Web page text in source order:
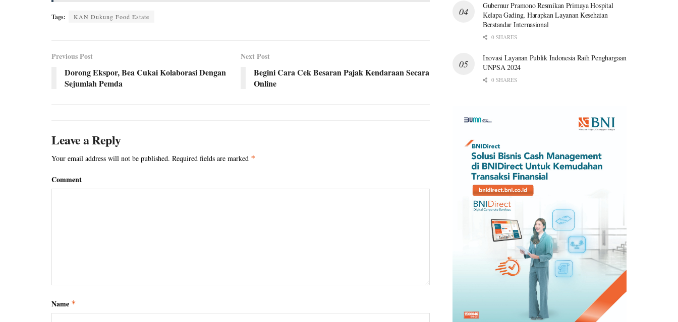
Tags: KAN Dukung Food Estate
Previous Post
Dorong Ekspor, Bea Cukai Kolaborasi Dengan
Sejumlah Pemda
Next Post
Begini Cara Cek Besaran Pajak Kendaraan Secara
Online
Leave a Reply
Your email address will not be published. Required fields are marked *
Comment
Name *
Gubernur Pramono Resmikan Primaya Hospital
Kelapa Gading, Harapkan Layanan Kesehatan
Berstandar Internasional
0 SHARES
Inovasi Layanan Publik Indonesia Raih Penghargaan
UNPSA 2024
0 SHARES